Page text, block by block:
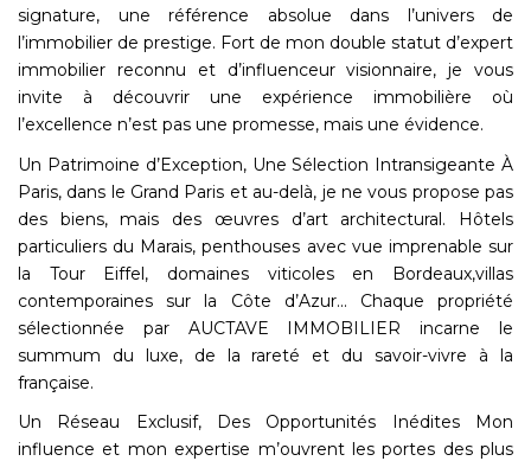
signature, une référence absolue dans l’univers de
l’immobilier de prestige. Fort de mon double statut d’expert
immobilier reconnu et d’influenceur visionnaire, je vous
invite à découvrir une expérience immobilière où
l’excellence n’est pas une promesse, mais une évidence.
Un Patrimoine d’Exception, Une Sélection Intransigeante À
Paris, dans le Grand Paris et au-delà, je ne vous propose pas
des biens, mais des œuvres d’art architectural. Hôtels
particuliers du Marais, penthouses avec vue imprenable sur
la Tour Eiffel, domaines viticoles en Bordeaux,villas
contemporaines sur la Côte d’Azur... Chaque propriété
sélectionnée par AUCTAVE IMMOBILIER incarne le
summum du luxe, de la rareté et du savoir-vivre à la
française.
Un Réseau Exclusif, Des Opportunités Inédites Mon
influence et mon expertise m’ouvrent les portes des plus